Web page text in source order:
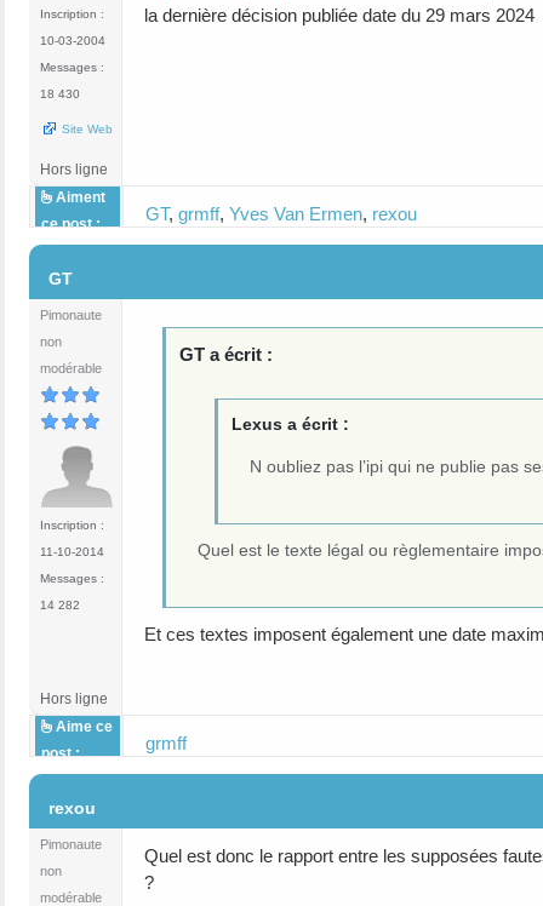
Inscription :
10-03-2004
Messages :
18 430
Site Web
la dernière décision publiée date du 29 mars 2024
Hors ligne
Aiment
ce post :
GT, grmff, Yves Van Ermen, rexou
GT
Pimonaute
non
modérable
Inscription :
11-10-2014
Messages :
14 282
GT a écrit :
Lexus a écrit :
N oubliez pas l’ipi qui ne publie pas
Quel est le texte légal ou règlementaire
Et ces textes imposent également une date
Hors ligne
Aime ce
post :
grmff
rexou
Pimonaute
non
modérable
Quel est donc le rapport entre les supposées
?